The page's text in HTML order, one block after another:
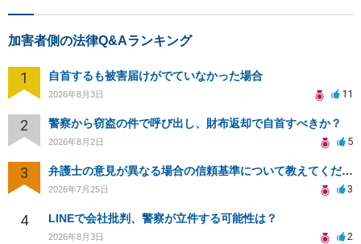
加害者側の法律Q&Aランキング
1 自首するも被害届けがでていなかった場合
2026年8月3日 11
2 警察から窃盗の件で呼び出し、財布返却で自首すべきか？
2026年8月2日 5
3 弁護士の意見が異なる場合の信頼基準について教えてください
2026年7月25日 3
4 LINEで会社批判、警察が立件する可能性は？
2026年8月3日 2